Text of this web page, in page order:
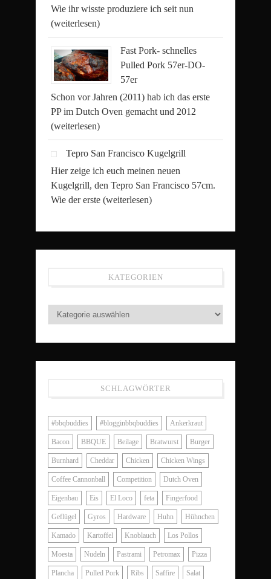
Wie ihr wisste produziere ich seit nun
(weiterlesen)
Fast Pork- schnelles
Pulled Pork 57er-DO-
57er
Schon vor Jahren (2011) hab ich das erste
PP im Dutch Oven gemacht und 2012
(weiterlesen)
Tepro San Francisco Kugelgrill
Hier zeige ich euch meinen neuen
Kugelgrill, den Tepro San Francisco 57cm.
Wie der erste (weiterlesen)
KATEGORIEN
SCHLAGWÖRTER
#bbqbuddies #blogginbbqbuddies Ankerkraut
Bacon BBQUE Beilage Bratwurst Burger
Burnhard Cheddar Chicken Chicken Wings
Coffee Cannonball Competition Dutch Oven
Eigenbau Eis El Loco feta Fingerfood
Geflügel Gyros Hardware Huhn Hühnchen
Kamado Kartoffel Knoblauch Los Pollos
Moesta Nudeln Pastrami Petromax Pizza
Plancha Pulled Pork Ribs Saffire Salat